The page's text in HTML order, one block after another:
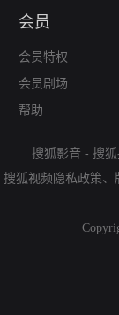
会员
会员特权
会员剧场
帮助
搜狐影音 - 搜
搜狐视频隐私政策、